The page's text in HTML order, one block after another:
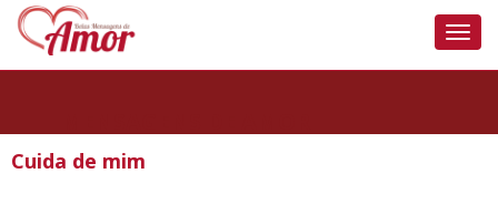
Cuida de mim